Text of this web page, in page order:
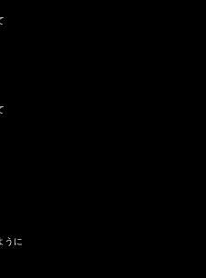
うに